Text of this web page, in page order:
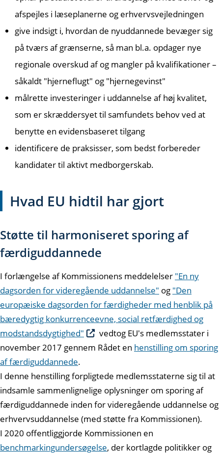
afspejles i læseplanerne og erhvervsvejledningen
give indsigt i, hvordan de nyuddannede bevæger sig
på tværs af grænserne, så man bl.a. opdager nye
regionale overskud af og mangler på kvalifikationer –
såkaldt "hjerneflugt" og "hjernegevinst"
målrette investeringer i uddannelse af høj kvalitet,
som er skræddersyet til samfundets behov ved at
benytte en evidensbaseret tilgang
identificere de praksisser, som bedst forbereder
kandidater til aktivt medborgerskab.
Hvad EU hidtil har gjort
Støtte til harmoniseret sporing af
færdiguddannede
I forlængelse af Kommissionens meddelelser "En ny
dagsorden for videregående uddannelse" og "Den
europæiske dagsorden for færdigheder med henblik på
bæredygtig konkurrenceevne, social retfærdighed og
modstandsdygtighed"
vedtog EU's medlemsstater i
november 2017 gennem Rådet en henstilling om sporing
af færdiguddannede.
I denne henstilling forpligtede medlemsstaterne sig til at
indsamle sammenlignelige oplysninger om sporing af
færdiguddannede inden for videregående uddannelse og
erhvervsuddannelse (med støtte fra Kommissionen).
I 2020 offentliggjorde Kommissionen en
benchmarkingundersøgelse, der kortlagde politikker og